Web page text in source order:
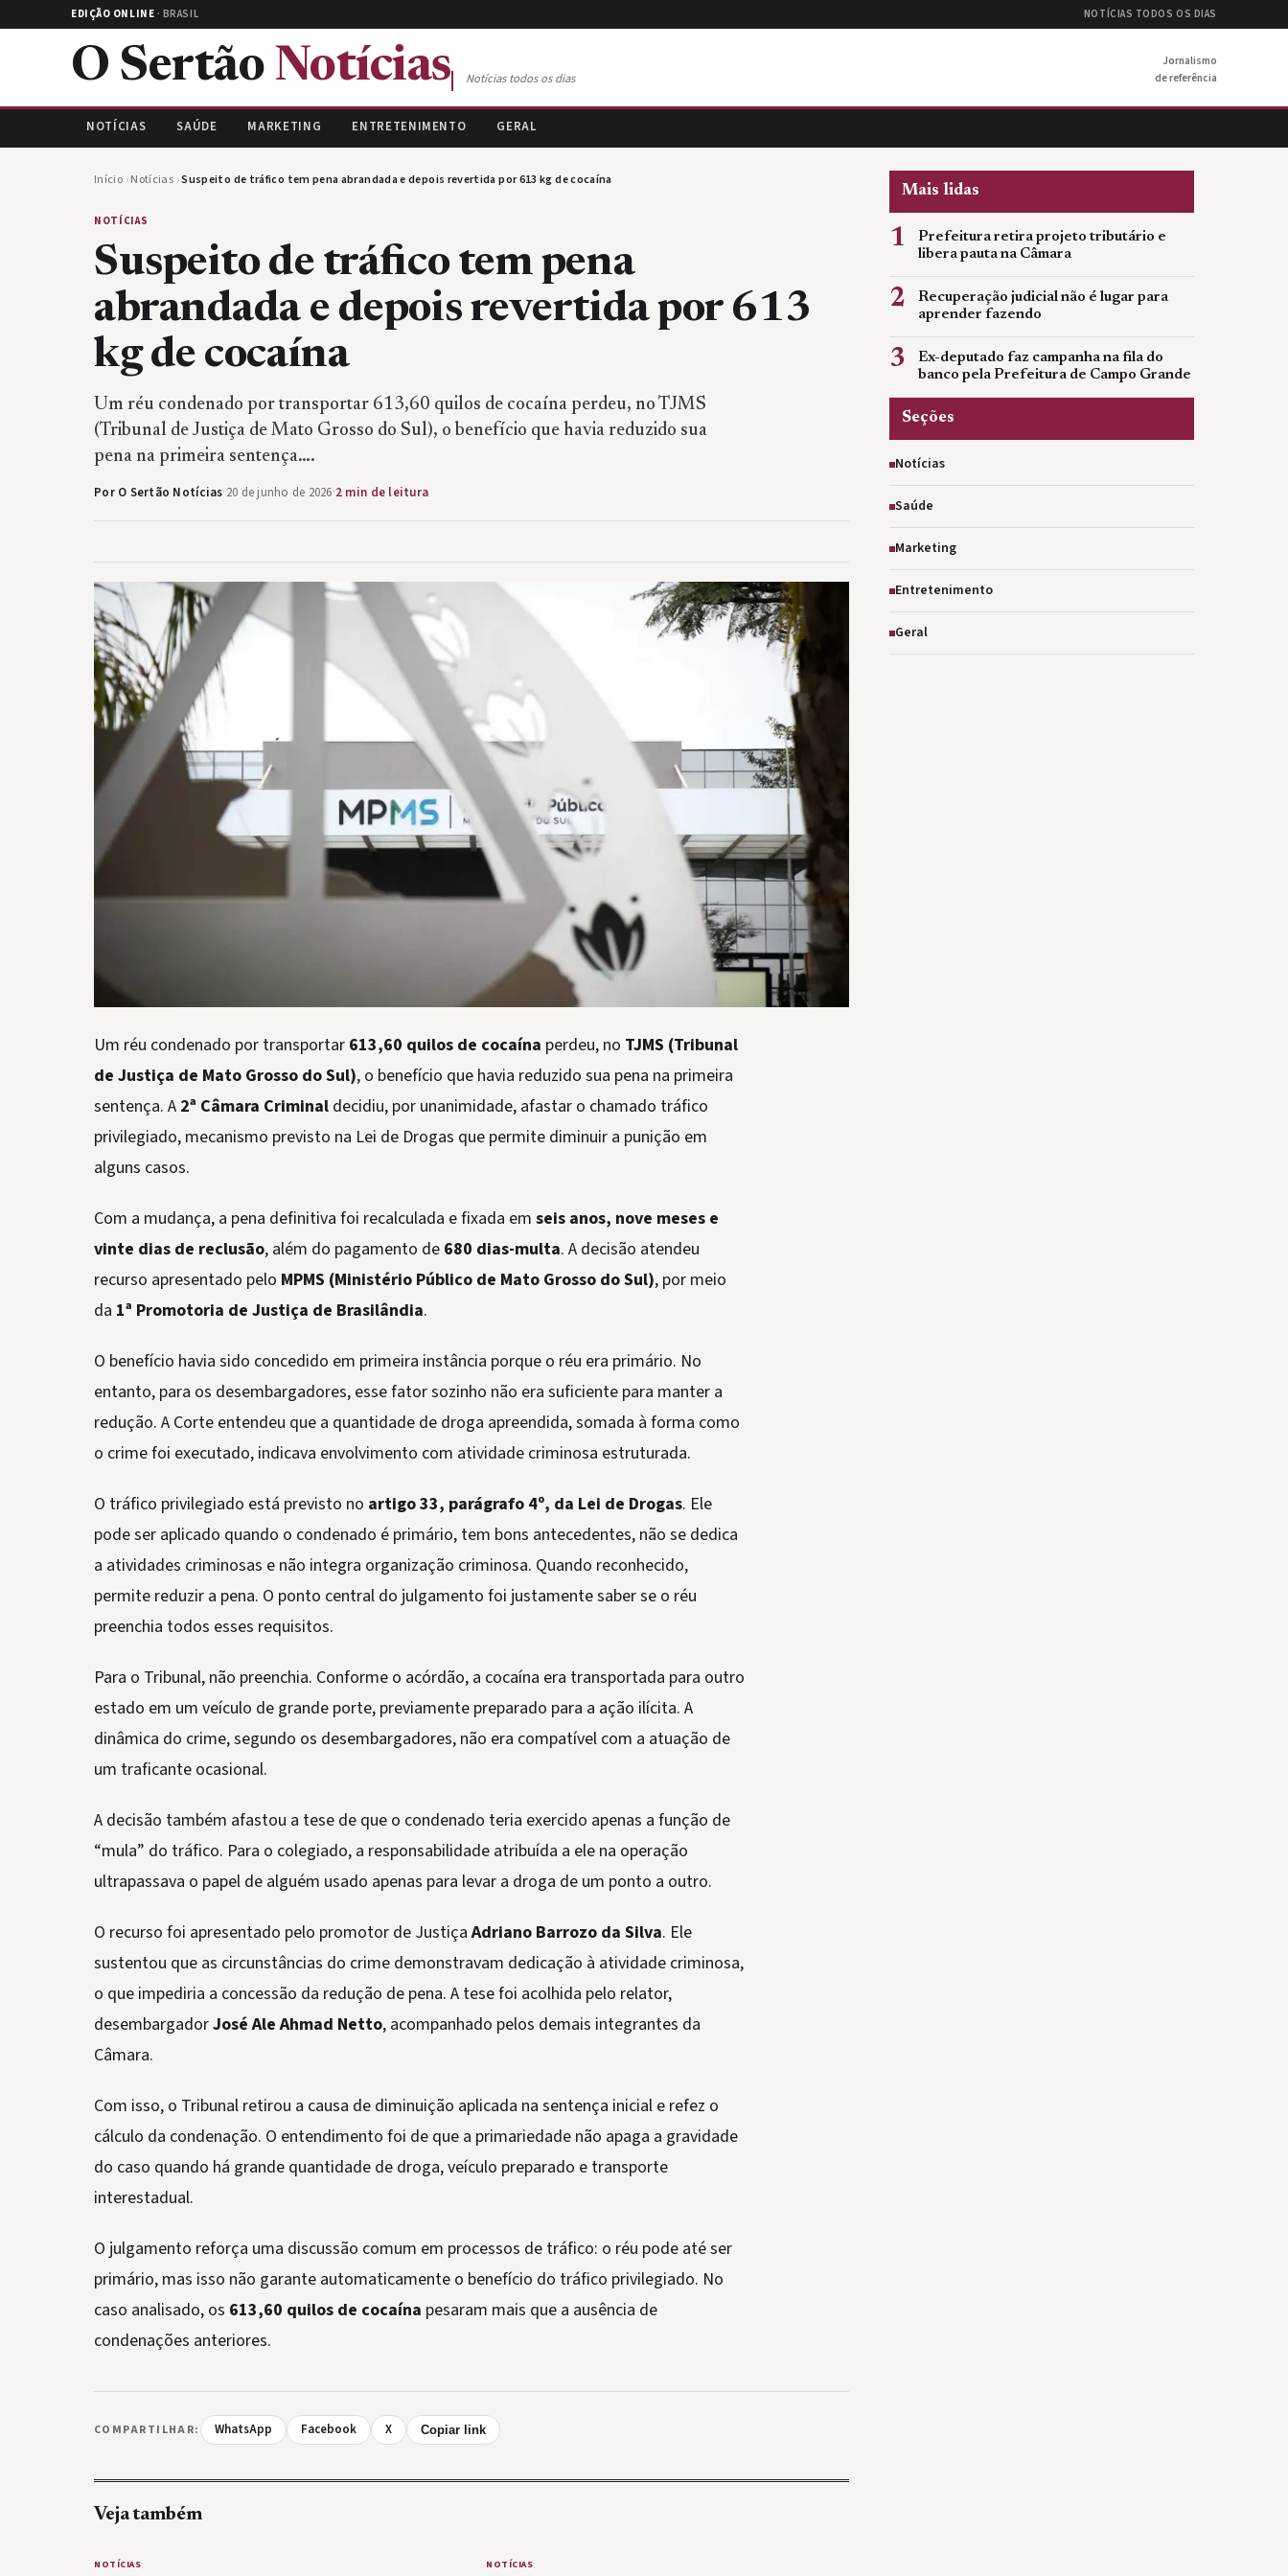
EDIÇÃO ONLINE · BRASIL NOTÍCIAS TODOS OS DIAS
O Sertão Notícias Notícias todos os dias
Jornalismo
de referência
NOTÍCIAS SAÚDE MARKETING ENTRETENIMENTO GERAL
Início ›Notícias ›Suspeito de tráfico tem pena abrandada e depois revertida por 613 kg de cocaína
NOTÍCIAS
Suspeito de tráfico tem pena
abrandada e depois revertida por 613
kg de cocaína
Um réu condenado por transportar 613,60 quilos de cocaína perdeu, no TJMS
(Tribunal de Justiça de Mato Grosso do Sul), o benefício que havia reduzido sua
pena na primeira sentença….
Por O Sertão Notícias·20 de junho de 2026·2 min de leitura
Um réu condenado por transportar 613,60 quilos de cocaína perdeu, no TJMS (Tribunal
de Justiça de Mato Grosso do Sul), o benefício que havia reduzido sua pena na primeira
sentença. A 2ª Câmara Criminal decidiu, por unanimidade, afastar o chamado tráfico
privilegiado, mecanismo previsto na Lei de Drogas que permite diminuir a punição em
alguns casos.
Com a mudança, a pena definitiva foi recalculada e fixada em seis anos, nove meses e
vinte dias de reclusão, além do pagamento de 680 dias-multa. A decisão atendeu
recurso apresentado pelo MPMS (Ministério Público de Mato Grosso do Sul), por meio
da 1ª Promotoria de Justiça de Brasilândia.
O benefício havia sido concedido em primeira instância porque o réu era primário. No
entanto, para os desembargadores, esse fator sozinho não era suficiente para manter a
redução. A Corte entendeu que a quantidade de droga apreendida, somada à forma como
o crime foi executado, indicava envolvimento com atividade criminosa estruturada.
O tráfico privilegiado está previsto no artigo 33, parágrafo 4º, da Lei de Drogas. Ele
pode ser aplicado quando o condenado é primário, tem bons antecedentes, não se dedica
a atividades criminosas e não integra organização criminosa. Quando reconhecido,
permite reduzir a pena. O ponto central do julgamento foi justamente saber se o réu
preenchia todos esses requisitos.
Para o Tribunal, não preenchia. Conforme o acórdão, a cocaína era transportada para outro
estado em um veículo de grande porte, previamente preparado para a ação ilícita. A
dinâmica do crime, segundo os desembargadores, não era compatível com a atuação de
um traficante ocasional.
A decisão também afastou a tese de que o condenado teria exercido apenas a função de
“mula” do tráfico. Para o colegiado, a responsabilidade atribuída a ele na operação
ultrapassava o papel de alguém usado apenas para levar a droga de um ponto a outro.
O recurso foi apresentado pelo promotor de JustiçaAdriano Barrozo da Silva. Ele
sustentou que as circunstâncias do crime demonstravam dedicação à atividade criminosa,
o que impediria a concessão da redução de pena. A tese foi acolhida pelo relator,
desembargadorJosé Ale Ahmad Netto, acompanhado pelos demais integrantes da
Câmara.
Com isso, o Tribunal retirou a causa de diminuição aplicada na sentença inicial e refez o
cálculo da condenação. O entendimento foi de que a primariedade não apaga a gravidade
do caso quando há grande quantidade de droga, veículo preparado e transporte
interestadual.
O julgamento reforça uma discussão comum em processos de tráfico: o réu pode até ser
primário, mas isso não garante automaticamente o benefício do tráfico privilegiado. No
caso analisado, os 613,60 quilos de cocaína pesaram mais que a ausência de
condenações anteriores.
COMPARTILHAR: WhatsApp Facebook X Copiar link
Veja também
NOTÍCIAS NOTÍCIAS
Mais lidas
1
Prefeitura retira projeto tributário e
libera pauta na Câmara
2
Recuperação judicial não é lugar para
aprender fazendo
3
Ex-deputado faz campanha na fila do
banco pela Prefeitura de Campo Grande
Seções
Notícias
Saúde
Marketing
Entretenimento
Geral